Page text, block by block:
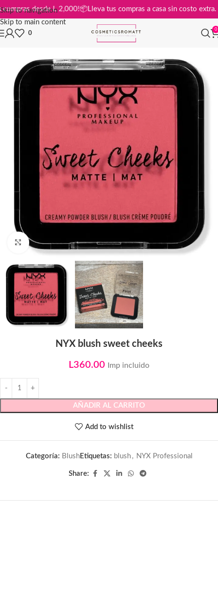
Skip to navigation
Skip to main content
en compras desde L 2,000!📦Lleva tus compras a casa sin costo
0
0
Click to enlarge
NYX blush sweet cheeks
L360.00 Imp incluido
AÑADIR AL CARRITO
Add to wishlist
Categoría: BlushEtiquetas: blush , NYX Professional
Share: